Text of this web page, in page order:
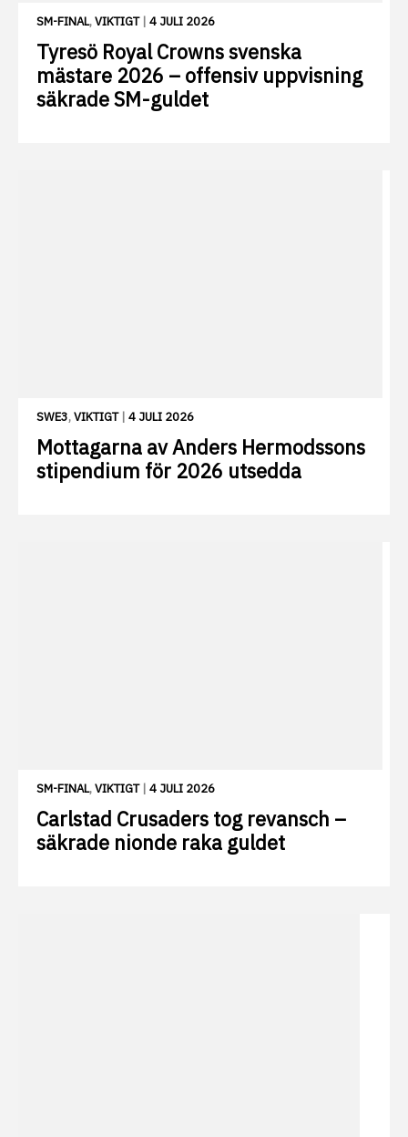
SM-FINAL,VIKTIGT| 4 JULI 2026
Tyresö Royal Crowns svenska
mästare 2026 – offensiv uppvisning
säkrade SM-guldet
SWE3,VIKTIGT| 4 JULI 2026
Mottagarna av Anders Hermodssons
stipendium för 2026 utsedda
SM-FINAL,VIKTIGT| 4 JULI 2026
Carlstad Crusaders tog revansch –
säkrade nionde raka guldet